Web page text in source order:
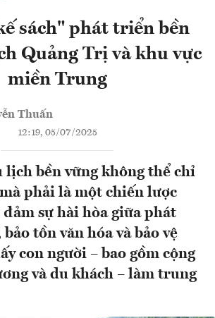
sách" phát triển bền
Quảng Trị và khu vực
miền Trung
Thuấn
12:19, 05/07/2025
bền vững không thể chỉ
phải là một chiến lược
sự hài hòa giữa phát
tồn văn hóa và bảo vệ
con người – bao gồm cộng
và du khách – làm trung